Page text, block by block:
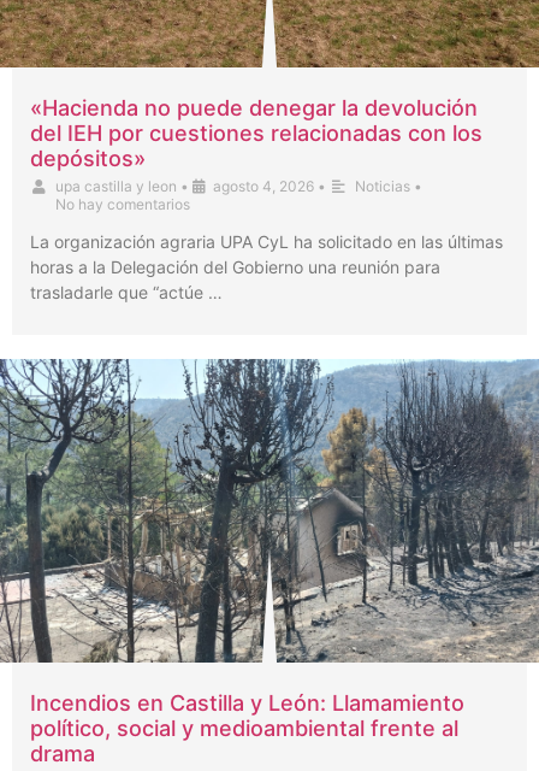
«Hacienda no puede denegar la devolución
del IEH por cuestiones relacionadas con los
depósitos»
upa castilla y leon • agosto 4, 2026 • Noticias •
No hay comentarios
La organización agraria UPA CyL ha solicitado en las últimas
horas a la Delegación del Gobierno una reunión para
trasladarle que “actúe …
Incendios en Castilla y León: Llamamiento
político, social y medioambiental frente al
drama